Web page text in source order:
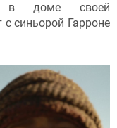
в доме своей
синьорой Гарроне